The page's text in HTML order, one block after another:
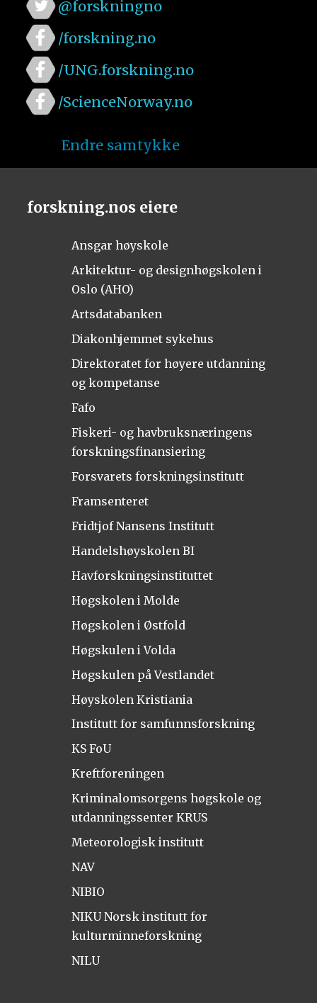
@forskningno
/forskning.no
/UNG.forskning.no
/ScienceNorway.no
Endre samtykke
forskning.nos eiere
Ansgar høyskole
Arkitektur- og designhøgskolen i
Oslo (AHO)
Artsdatabanken
Diakonhjemmet sykehus
Direktoratet for høyere utdanning
og kompetanse
Fafo
Fiskeri- og havbruksnæringens
forskningsfinansiering
Forsvarets forskningsinstitutt
Framsenteret
Fridtjof Nansens Institutt
Handelshøyskolen BI
Havforskningsinstituttet
Høgskolen i Molde
Høgskolen i Østfold
Høgskulen i Volda
Høgskulen på Vestlandet
Høyskolen Kristiania
Institutt for samfunnsforskning
KS FoU
Kreftforeningen
Kriminalomsorgens høgskole og
utdanningssenter KRUS
Meteorologisk institutt
NAV
NIBIO
NIKU Norsk institutt for
kulturminneforskning
NILU